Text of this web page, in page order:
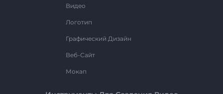
Видео
Логотип
Графический Дизайн
Веб-Сайт
Мокап